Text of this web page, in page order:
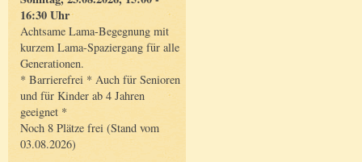
16:30 Uhr
Achtsame Lama-Begegnung mit
kurzem Lama-Spaziergang für alle
Generationen.
* Barrierefrei * Auch für Senioren
und für Kinder ab 4 Jahren
geeignet *
Noch 8 Plätze frei (Stand vom
03.08.2026)